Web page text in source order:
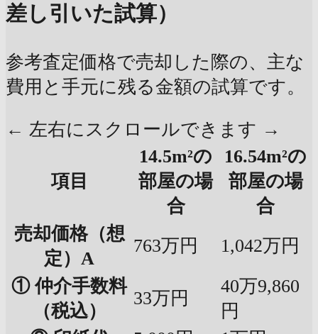
差し引いた試算）
参考査定価格で売却した際の、主な
費用と手元に残る金額の試算です。
← 左右にスクロールできます →
項目
14.5m²の
部屋の場
合
16.54m²の
部屋の場
合
売却価格（想
定）A
763万円
1,042万円
① 仲介手数料
（税込）
33万円
40万9,860
円